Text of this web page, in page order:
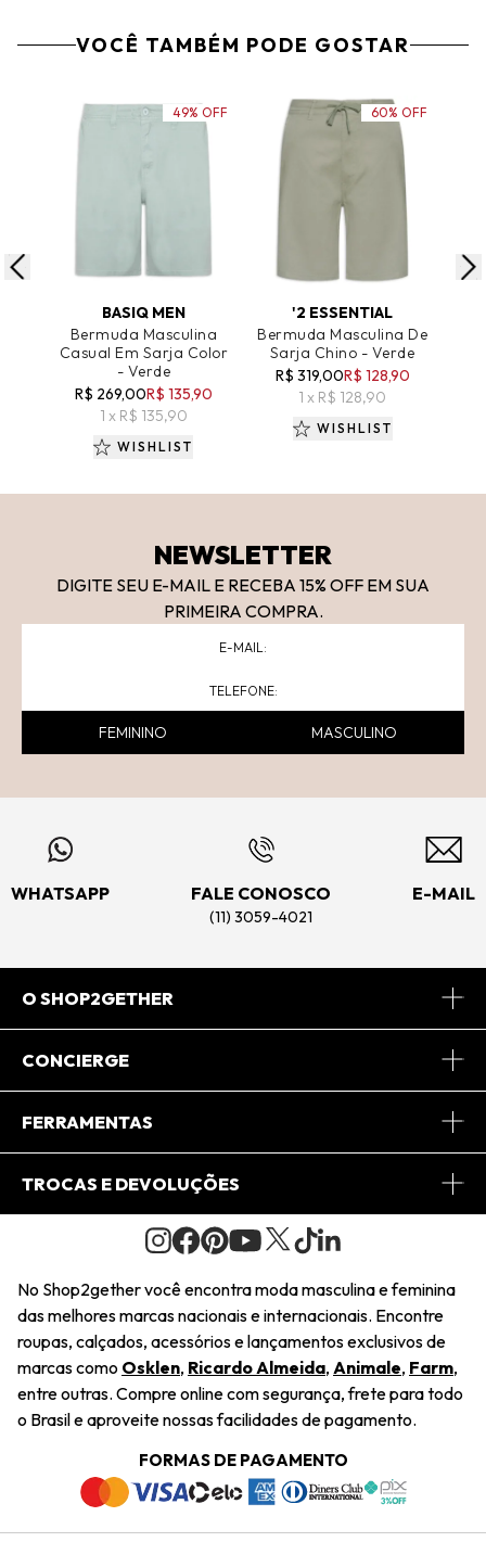
VOCÊ TAMBÉM PODE GOSTAR
BASIQ MEN
Bermuda Masculina
Casual Em Sarja Color
- Verde
R$ 269,00R$ 135,90
1 x R$ 135,90
49% OFF
WISHLIST
ADICIONAR AO CARRINHO
'2 ESSENTIAL
Bermuda Masculina De
Sarja Chino - Verde
R$ 319,00R$ 128,90
1 x R$ 128,90
60% OFF
WISHLIST
NEWSLETTER
DIGITE SEU E-MAIL E RECEBA 15% OFF EM SUA
PRIMEIRA COMPRA.
FEMININO MASCULINO
WHATSAPP FALE CONOSCO
(11) 3059-4021
E-MAIL
O SHOP2GETHER
Sobre Nós
Journal
Saiu na Mídia
Sustentabilidade
Navegando
Termos e Condições
Trabalhe Conosco
CONCIERGE
Central de Relacionamento
Regulamento e Promoções
FERRAMENTAS
Minha Conta
Pedido de Presente
Wishlist
TROCAS E DEVOLUÇÕES
Condições Gerais
Troca Fácil
Restituição de Pagamento
Dúvidas Frequentes
Termos e Condições
Política de Privacidade
No Shop2gether você encontra moda masculina e feminina
das melhores marcas nacionais e internacionais. Encontre
roupas, calçados, acessórios e lançamentos exclusivos de
marcas como Osklen, Ricardo Almeida, Animale, Farm,
entre outras. Compre online com segurança, frete para todo
o Brasil e aproveite nossas facilidades de pagamento.
FORMAS DE PAGAMENTO